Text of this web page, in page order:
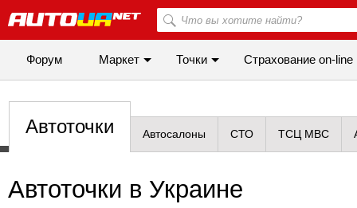
Форум Маркет Точки Cтрахование on-line
Автоточки Автосалоны СТО ТСЦ МВС
Автоточки в Украине